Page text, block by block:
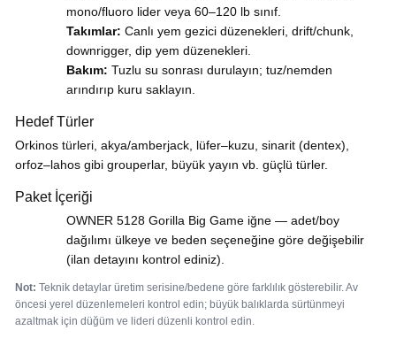
mono/fluoro lider veya 60–120 lb sınıf.
Takımlar: Canlı yem gezici düzenekleri, drift/chunk,
downrigger, dip yem düzenekleri.
Bakım: Tuzlu su sonrası durulayın; tuz/nemden
arındırıp kuru saklayın.
Hedef Türler
Orkinos türleri, akya/amberjack, lüfer–kuzu, sinarit (dentex),
orfoz–lahos gibi grouperlar, büyük yayın vb. güçlü türler.
Paket İçeriği
OWNER 5128 Gorilla Big Game iğne — adet/boy
dağılımı ülkeye ve beden seçeneğine göre değişebilir
(ilan detayını kontrol ediniz).
Not: Teknik detaylar üretim serisine/bedene göre farklılık gösterebilir. Av
öncesi yerel düzenlemeleri kontrol edin; büyük balıklarda sürtünmeyi
azaltmak için düğüm ve lideri düzenli kontrol edin.